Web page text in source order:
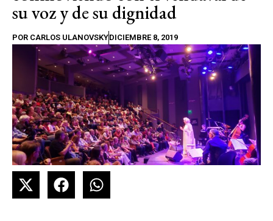
su voz y de su dignidad
POR CARLOS ULANOVSKYDICIEMBRE 8, 2019